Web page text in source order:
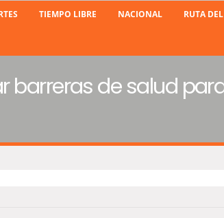
TIEMPO LIBRE NACIONAL RUTA
barreras de salud